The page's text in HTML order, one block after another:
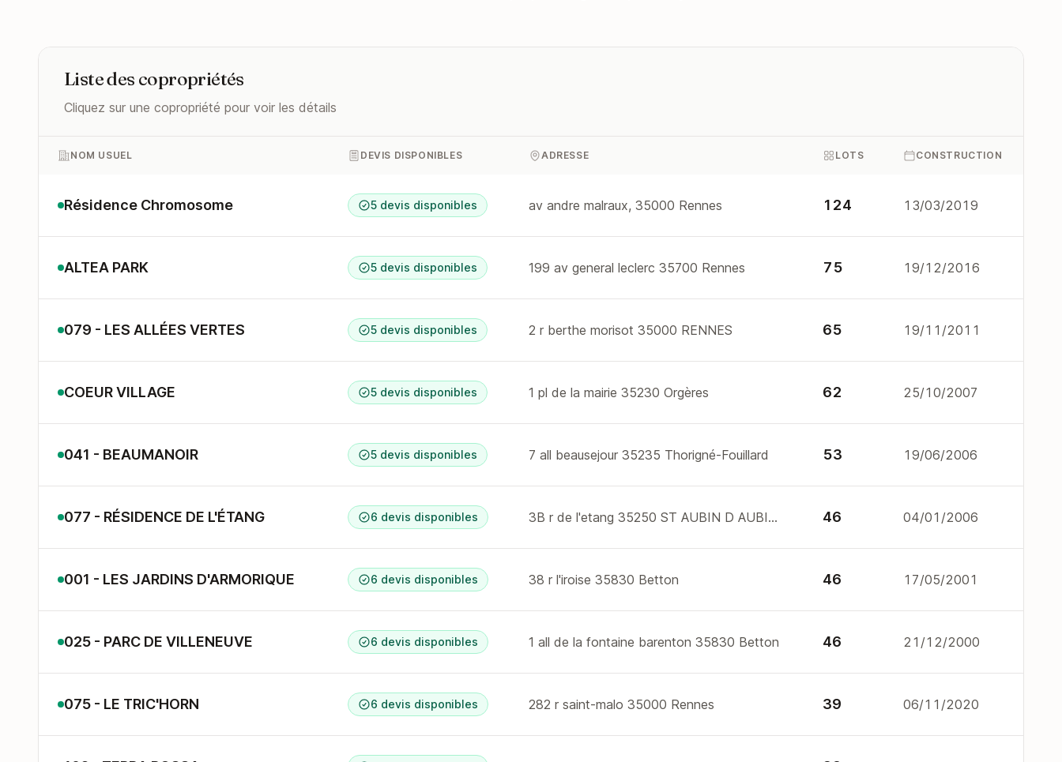
Liste des copropriétés
Cliquez sur une copropriété pour voir les détails
NOM USUEL DEVIS DISPONIBLES ADRESSE LOTS CONSTRUCTION
Résidence Chromosome 5 devis disponibles av andre malraux, 35000 Rennes 124 13/03/2019
ALTEA PARK 5 devis disponibles 199 av general leclerc 35700 Rennes 75 19/12/2016
079 - LES ALLÉES VERTES 5 devis disponibles 2 r berthe morisot 35000 RENNES 65 19/11/2011
COEUR VILLAGE 5 devis disponibles 1 pl de la mairie 35230 Orgères 62 25/10/2007
041 - BEAUMANOIR 5 devis disponibles 7 all beausejour 35235 Thorigné-Fouillard 53 19/06/2006
077 - RÉSIDENCE DE L'ÉTANG 6 devis disponibles 3B r de l'etang 35250 ST AUBIN D AUBIGNE 46 04/01/2006
001 - LES JARDINS D'ARMORIQUE 6 devis disponibles 38 r l'iroise 35830 Betton 46 17/05/2001
025 - PARC DE VILLENEUVE 6 devis disponibles 1 all de la fontaine barenton 35830 Betton 46 21/12/2000
075 - LE TRIC'HORN 6 devis disponibles 282 r saint-malo 35000 Rennes 39 06/11/2020